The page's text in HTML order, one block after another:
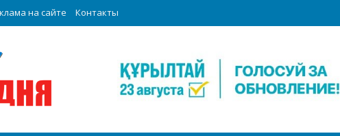
на сайте Контакты